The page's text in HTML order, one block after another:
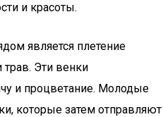
и красоты.
является плетение
Эти венки
и процветание. Молодые
которые затем отправляют